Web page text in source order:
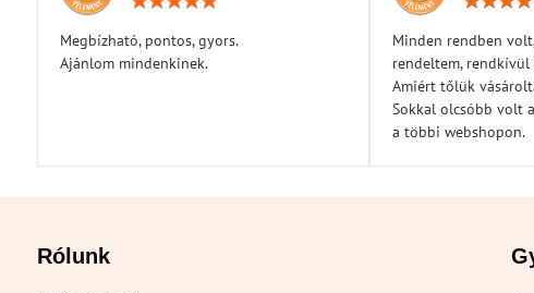
Megbízható, pontos, gyors.
Ajánlom mindenkinek.
Minden rendben
rendeltem,
Amiért tőlük
Sokkal olcsóbb volt
a többi webshopon.
Rólunk